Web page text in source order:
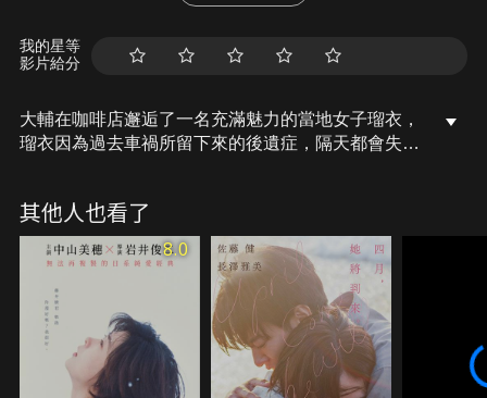
我的星等
影片給分
大輔在咖啡店邂逅了一名充滿魅力的當地女子瑠衣，
瑠衣因為過去車禍所留下來的後遺症，隔天都會失去
天墜入情網、獻上彼此的初吻。但在瑠衣得知大輔的
夢想後，也開始有所行動……。
其他人也看了
8.0